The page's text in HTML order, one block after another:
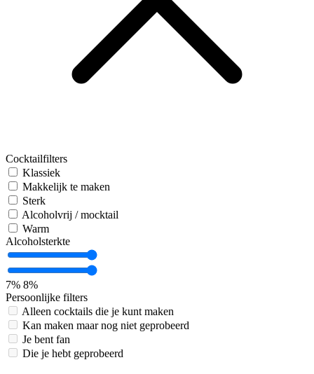
Cocktailfilters
Klassiek
Makkelijk te maken
Sterk
Alcoholvrij / mocktail
Warm
Alcoholsterkte
7% 8%
Persoonlijke filters
Alleen cocktails die je kunt maken
Kan maken maar nog niet geprobeerd
Je bent fan
Die je hebt geprobeerd